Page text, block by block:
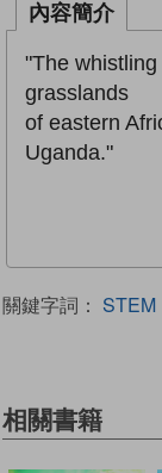
內容簡介
"The
grasslands
of eastern
Uganda."
關鍵字詞： STEM
相關書籍